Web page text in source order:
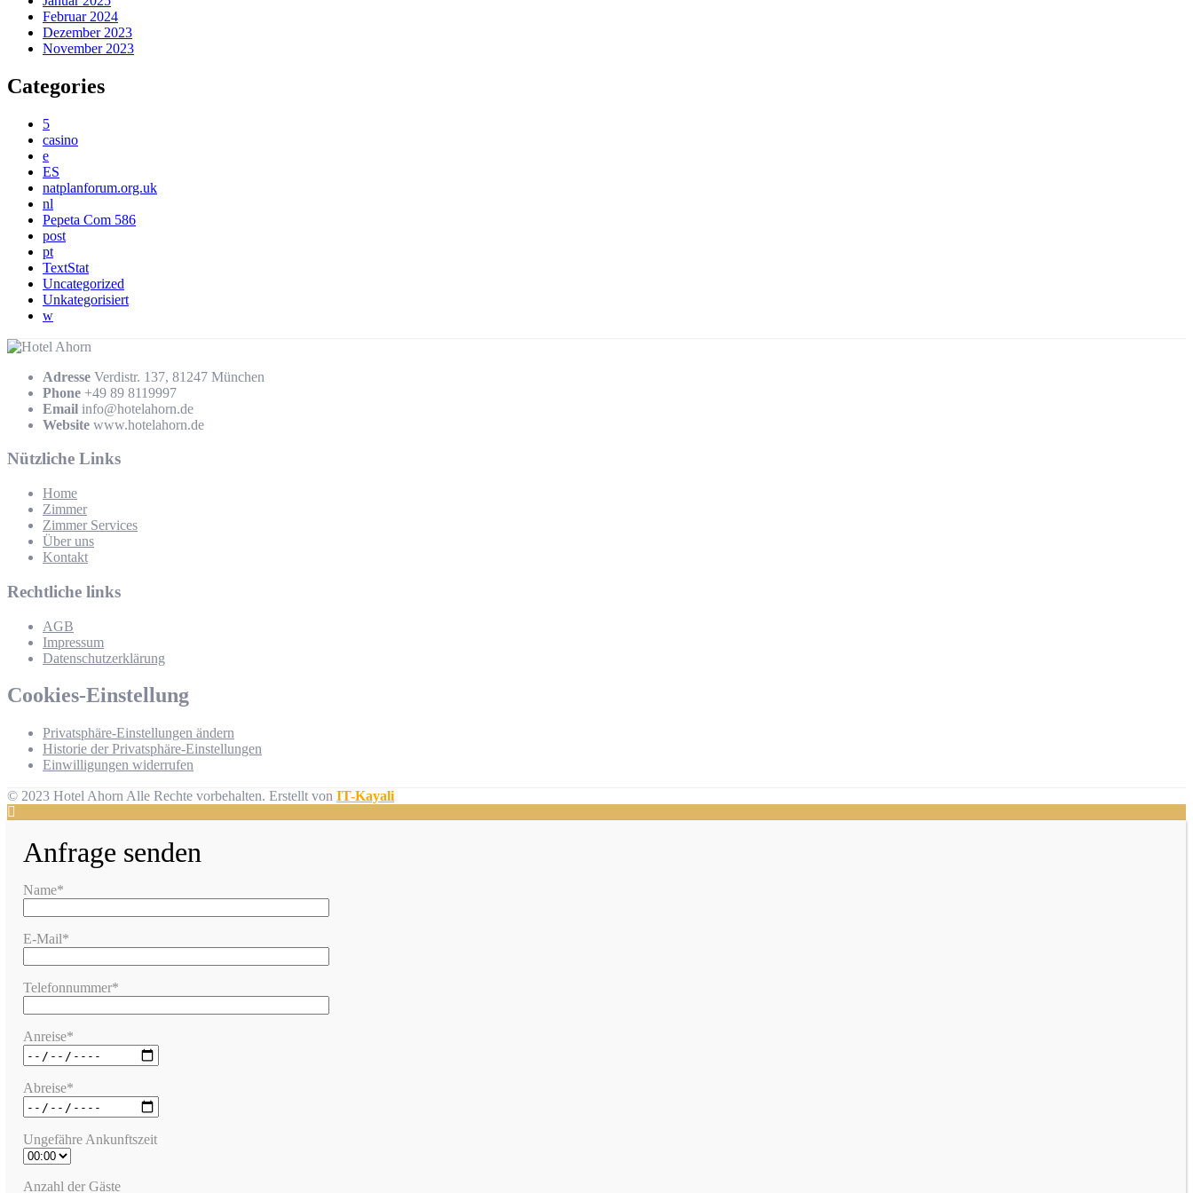
Februar 2024
Dezember 2023
November 2023
Categories
5
casino
e
ES
natplanforum.org.uk
nl
Pepeta Com 586
post
pt
TextStat
Uncategorized
Unkategorisiert
w
Adresse Verdistr. 137, 81247 München
Phone +49 89 8119997
Email info@hotelahorn.de
Website www.hotelahorn.de
Nützliche Links
Home
Zimmer
Zimmer Services
Über uns
Kontakt
Rechtliche links
AGB
Impressum
Datenschutzerklärung
Cookies-Einstellung
Privatsphäre-Einstellungen ändern
Historie der Privatsphäre-Einstellungen
Einwilligungen widerrufen
© 2023 Hotel Ahorn Alle Rechte vorbehalten. Erstellt von IT-Kayali
Anfrage senden
Name*
E-Mail*
Telefonnummer*
Anreise*
Abreise*
Ungefähre Ankunftszeit
Anzahl der Gäste